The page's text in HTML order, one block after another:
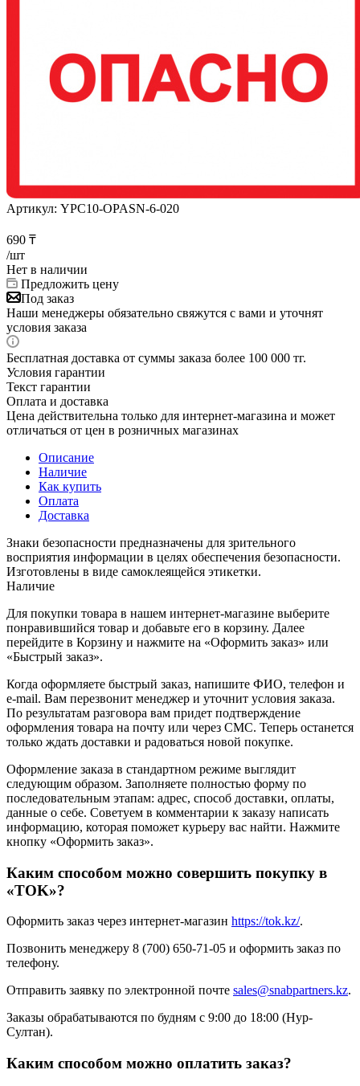
Артикул: YPC10-OPASN-6-020
690 ₸
/шт
Нет в наличии
Предложить цену
Под заказ
Наши менеджеры обязательно свяжутся с вами и уточнят
условия заказа
Бесплатная доставка от суммы заказа более 100 000 тг.
Условия гарантии
Текст гарантии
Оплата и доставка
Цена действительна только для интернет-магазина и может
отличаться от цен в розничных магазинах
Описание
Наличие
Как купить
Оплата
Доставка
Знаки безопасности предназначены для зрительного
восприятия информации в целях обеспечения безопасности.
Изготовлены в виде самоклеящейся этикетки.
Наличие
Для покупки товара в нашем интернет-магазине выберите
понравившийся товар и добавьте его в корзину. Далее
перейдите в Корзину и нажмите на «Оформить заказ» или
«Быстрый заказ».
Когда оформляете быстрый заказ, напишите ФИО, телефон и
e-mail. Вам перезвонит менеджер и уточнит условия заказа.
По результатам разговора вам придет подтверждение
оформления товара на почту или через СМС. Теперь останется
только ждать доставки и радоваться новой покупке.
Оформление заказа в стандартном режиме выглядит
следующим образом. Заполняете полностью форму по
последовательным этапам: адрес, способ доставки, оплаты,
данные о себе. Советуем в комментарии к заказу написать
информацию, которая поможет курьеру вас найти. Нажмите
кнопку «Оформить заказ».
Каким способом можно совершить покупку в
«TOK»?
Оформить заказ через интернет-магазин https://tok.kz/.
Позвонить менеджеру 8 (700) 650-71-05 и оформить заказ по
телефону.
Отправить заявку по электронной почте sales@snabpartners.kz.
Заказы обрабатываются по будням с 9:00 до 18:00 (Нур-
Султан).
Каким способом можно оплатить заказ?